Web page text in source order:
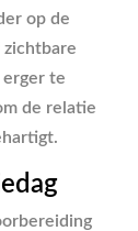
op de
te
de relatie